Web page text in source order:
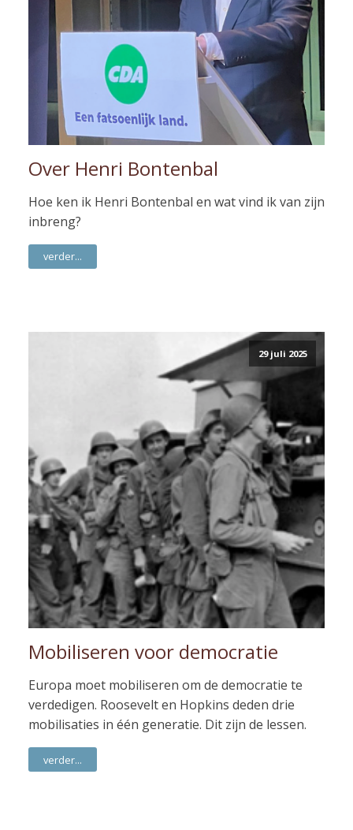
Over Henri Bontenbal
Hoe ken ik Henri Bontenbal en wat vind ik van zijn
inbreng?
verder...
29 juli 2025
Mobiliseren voor democratie
Europa moet mobiliseren om de democratie te
verdedigen. Roosevelt en Hopkins deden drie
mobilisaties in één generatie. Dit zijn de lessen.
verder...